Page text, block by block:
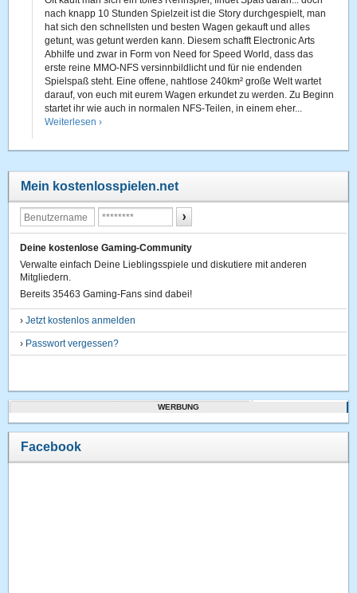
nach knapp 10 Stunden Spielzeit ist die Story durchgespielt, man
hat sich den schnellsten und besten Wagen gekauft und alles
getunt, was getunt werden kann. Diesem schafft Electronic Arts
Abhilfe und zwar in Form von Need for Speed World, dass das
erste reine MMO-NFS versinnbildlicht und für nie endenden
Spielspaß steht. Eine offene, nahtlose 240km² große Welt wartet
darauf, von euch mit eurem Wagen erkundet zu werden. Zu Beginn
startet ihr wie auch in normalen NFS-Teilen, in einem eher...
Weiterlesen ›
Mein kostenlosspielen.net
Deine kostenlose Gaming-Community
Verwalte einfach Deine Lieblingsspiele und diskutiere mit anderen
Mitgliedern.
Bereits 35463 Gaming-Fans sind dabei!
›Jetzt kostenlos anmelden
› Passwort vergessen?
WERBUNG
Facebook